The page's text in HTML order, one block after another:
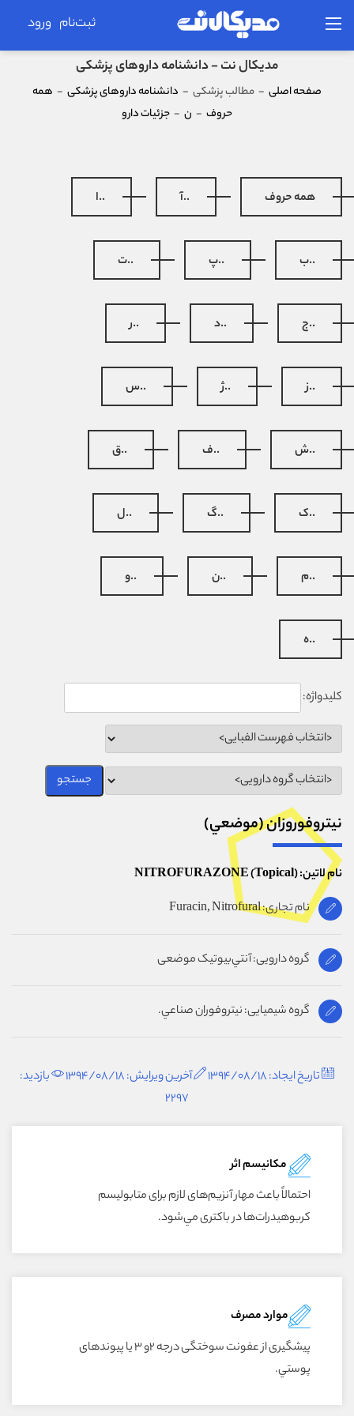
ثبت‌نام ورود
مدیکال نت - دانشنامه داروهای پزشکی
صفحه اصلی - مطالب پزشکی - دانشنامه داروهای پزشکی - همه
حروف - ن - جزئیات دارو
همه حروف ..آ ..ا
..ب ..پ ..ت
..ج ..د ..ر
..ز ..ژ ..س
..ش ..ف ..ق
..ک ..گ ..ل
..م ..ن ..و
..ه
کلیدواژه:
نيتروفوروزان (موضعي)
نام لاتین: NITROFURAZONE (Topical)
نام تجاری: Furacin, Nitrofural
گروه دارویی: آنتي‌بيوتيک موضعى
گروه شیمیایی: نيتروفوران صناعي.
تاریخ ایجاد: 1394/08/18 آخرین ویرایش: 1394/08/18
بازدید:
2297
مکانیسم اثر
احتمالاً باعث مهار آنزيم‌هاى لازم براى متابوليسم
کربوهيدرات‌ها در باکترى مي‌شود.
موارد مصرف
پيشگيرى از عفونت سوختگى درجه ۲و ۳ يا پيوندهاى
پوستي.